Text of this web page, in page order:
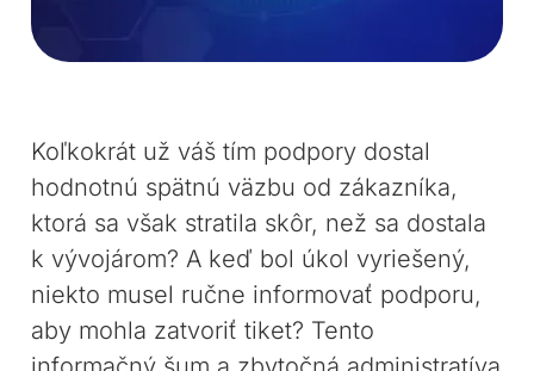
Koľkokrát už váš tím podpory dostal
hodnotnú spätnú väzbu od zákazníka,
ktorá sa však stratila skôr, než sa dostala
k vývojárom? A keď bol úkol vyriešený,
niekto musel ručne informovať podporu,
aby mohla zatvoriť tiket? Tento